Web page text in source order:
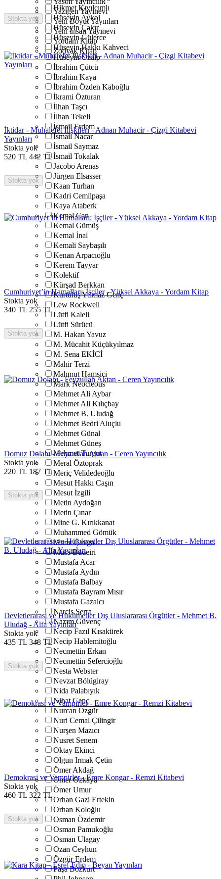
Yazıgen Yayınevi
Yeni Boyut Yayınları
Yeni İnsan Yayınevi
Yordam Kitap
Zodyak Kitap
Hikmet Kıvılcımlı
Hüseyin Aykol
Hüseyin Çakır
Hüseyin Gülerce
Hüseyin Hakkı Kahveci
Hüseyin Özalp
İbrahim Çütcü
İbrahim Kaya
İbrahim Özden Kaboğlu
İkrami Özturan
İlhan Taşcı
İlhan Tekeli
İsmail Erdem
İsmail Nacar
İsmail Saymaz
İsmail Tokalak
Jacobo Arenas
Jürgen Elsasser
Kaan Turhan
Kadri Cemilpaşa
Kaya Ataberk
Kemal Can
Kemal Gümüş
Kemal İnal
Kemali Saybaşılı
Kenan Arpacıoğlu
Kerem Tayyar
Kolektif
Kürşad Berkkan
Kurtuluş Yılmaz Genç
Lew Rockwell
Lütfi Kaleli
Lütfi Sürücü
M. Hakan Yavuz
M. Mücahit Küçükyılmaz
M. Sena EKİCİ
Mahir Terzi
Mahmut Hamsici
Mark Neocleous
Mehmet Ali Aybar
Mehmet Ali Kılıçbay
Mehmet B. Uludağ
Mehmet Bedri Aluçlu
Mehmet Günal
Mehmet Güneş
Mehmet Turgut
Meral Öztoprak
Meriç Velidedeoğlu
Mesut Hakkı Caşın
Mesut İzgili
Metin Aydoğan
Metin Çınar
Mine G. Kırıkkanat
Muhammed Gömük
Murat Çavga
Musa Budeiri
Mustafa Acar
Mustafa Aydın
Mustafa Balbay
Mustafa Bayram Mısır
Mustafa Gazalcı
Narcis Serra
Nazım Güvenç
Necip Fazıl Kısakürek
Necip Hablemitoğlu
Necmettin Erkan
Necmettin Sefercioğlu
Nesta Webster
Nevzat Bölügiray
Nida Palabıyık
Nihat Genç
Nurcan Özgür
Nuri Cemal Çilingir
Nurşen Mazıcı
Nusret Senem
Oktay Ekinci
Olgun Irmak Çetin
Ömer Akdağ
Ömer Özkaya
Ömer Umur
Orhan Gazi Ertekin
Orhan Koloğlu
Osman Özdemir
Osman Pamukoğlu
Osman Ulagay
Ozan Ceyhun
Özgür Erdem
Paşa Bozkurt
Stokta yok
İktidar - Muhalefet İlişkileri - Adnan Muhacir - Çizgi Kitabevi
Yayınları
Stokta yok
520 TL 442 TL
Stokta yok
Cumhuriyet’in Hamalları: İşçiler - Yüksel Akkaya - Yordam Kitap
Stokta yok
340 TL 255 TL
Stokta yok
Domuz Dolabı - Feyzullah Aktan - Ceren Yayıncılık
Stokta yok
220 TL 187 TL
Stokta yok
Devletlerarası ve Hükümetler Dış Uluslararası Örgütler - Mehmet B.
Uludağ - Alfa Yayınları
Stokta yok
435 TL 348 TL
Stokta yok
Demokrasi ve Vampirler - Emre Kongar - Remzi Kitabevi
Stokta yok
460 TL 322 TL
Stokta yok